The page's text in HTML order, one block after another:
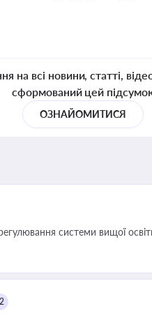
на всі новини, статті,
сформований цей
ОЗНАЙОМИТИСЯ
системи вищої освіти,